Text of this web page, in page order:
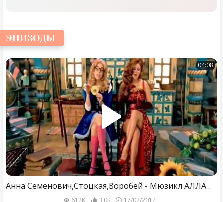
ЭПИЗОДЫ
04:08
Анна Семенович,Стоцкая,Воробей - Мюзикл АЛЛАДИН.Сюжет02
612K 3,0K 17/02/2012